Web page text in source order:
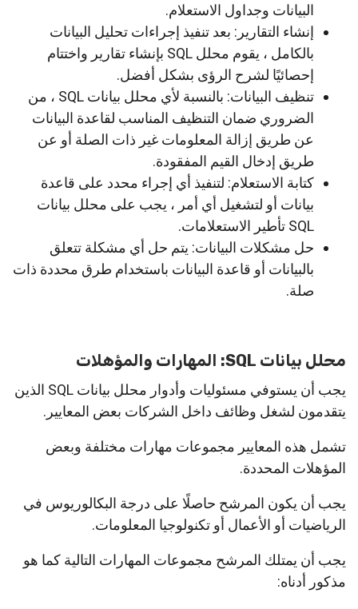
البيانات وجداول الاستعلام.
إنشاء التقارير: بعد تنفيذ إجراءات تحليل البيانات
بالكامل ، يقوم محلل SQL بإنشاء تقارير واختتام
إحصائيًا لشرح الرؤى بشكل أفضل.
تنظيف البيانات: بالنسبة لأي محلل بيانات SQL ، من
الضروري ضمان التنظيف المناسب لقاعدة البيانات
عن طريق إزالة المعلومات غير ذات الصلة أو عن
طريق إدخال القيم المفقودة.
كتابة الاستعلام: لتنفيذ أي إجراء محدد على قاعدة
بيانات أو لتشغيل أي أمر ، يجب على محلل بيانات
SQL تأطير الاستعلامات.
حل مشكلات البيانات: يتم حل أي مشكلة تتعلق
بالبيانات أو قاعدة البيانات باستخدام طرق محددة ذات
صلة.
محلل بيانات SQL: المهارات والمؤهلات
يجب أن يستوفي مسئوليات وأدوار محلل بيانات SQL الذين
يتقدمون لشغل وظائف داخل الشركات بعض المعايير.
تشمل هذه المعايير مجموعات مهارات مختلفة وبعض
المؤهلات المحددة.
يجب أن يكون المرشح حاصلًا على درجة البكالوريوس في
الرياضيات أو الأعمال أو تكنولوجيا المعلومات.
يجب أن يمتلك المرشح مجموعات المهارات التالية كما هو
مذكور أدناه: